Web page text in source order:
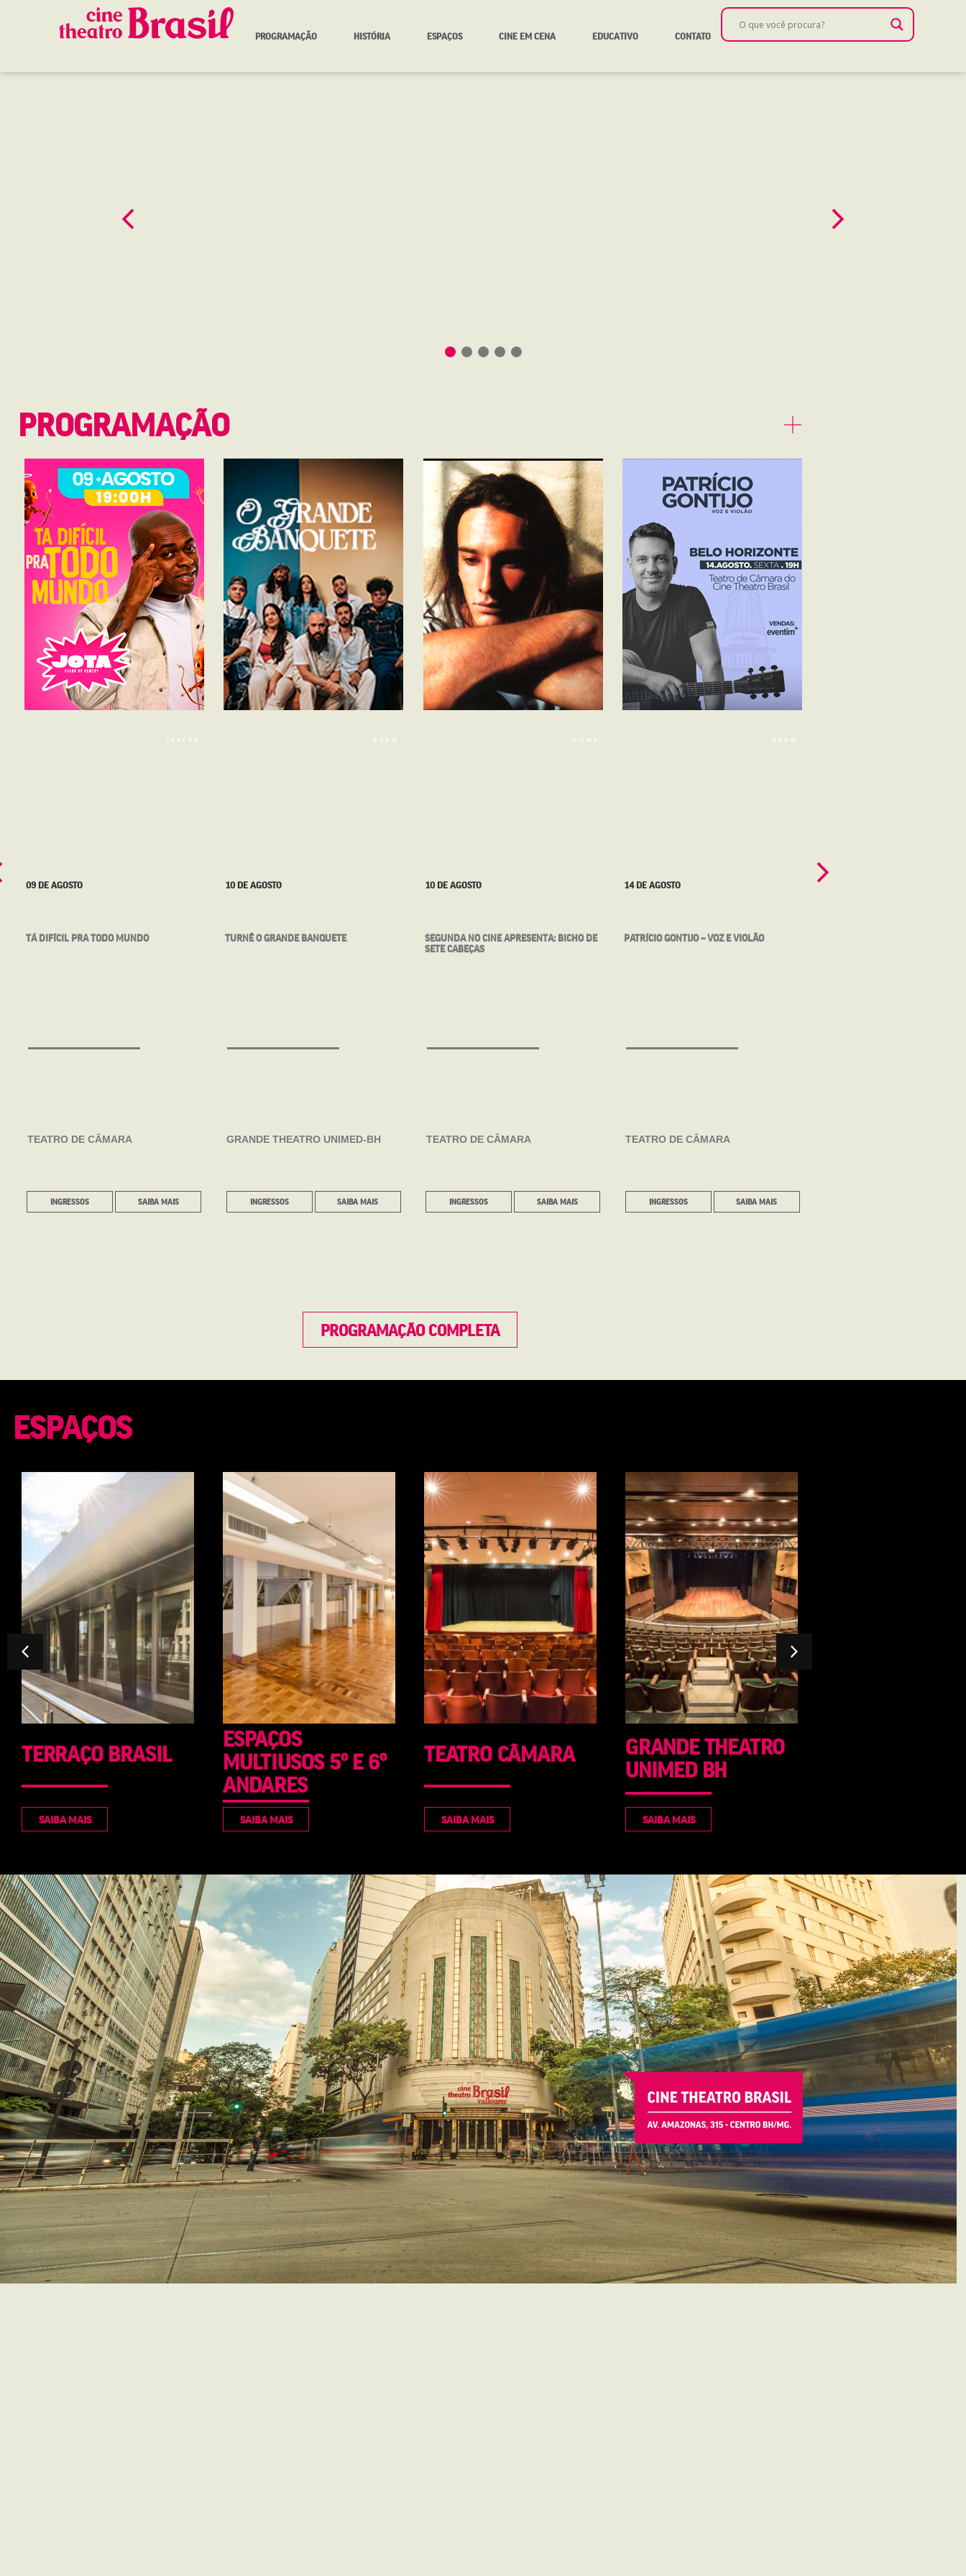
PROGRAMAÇÃO HISTÓRIA ESPAÇOS CINE EM CENA EDUCATIVO CONTATO
PROGRAMAÇÃO
TEATRO
09 DE AGOSTO
TÁ DIFÍCIL PRA TODO MUNDO
TEATRO DE CÂMARA
INGRESSOS SAIBA MAIS
SHOW
10 DE AGOSTO
TURNÊ O GRANDE BANQUETE
GRANDE THEATRO UNIMED-BH
INGRESSOS SAIBA MAIS
Filme
10 DE AGOSTO
SEGUNDA NO CINE APRESENTA: BICHO DE
SETE CABEÇAS
TEATRO DE CÂMARA
INGRESSOS SAIBA MAIS
SHOW
14 DE AGOSTO
PATRÍCIO GONTIJO – VOZ E VIOLÃO
TEATRO DE CÂMARA
INGRESSOS SAIBA MAIS
PROGRAMAÇÃO COMPLETA
ESPAÇOS
MULTIUSOS 5º E 6º
ANDARES
SAIBA MAIS
TEATRO CÂMARA
SAIBA MAIS
GRANDE THEATRO
UNIMED BH
SAIBA MAIS
TERRAÇO BRASIL
SAIBA MAIS